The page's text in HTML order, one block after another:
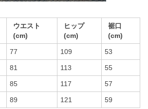
ウエスト
(cm)
ヒップ
(cm)
裾口
(cm)
77 109 53
81 113 55
85 117 57
89 121 59